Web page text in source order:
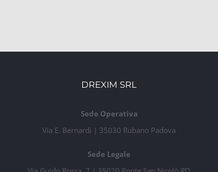
DREXIM SRL
Sede Operativa
Via E. Bernardi | 35030 Rubano Padova
Sede Legale